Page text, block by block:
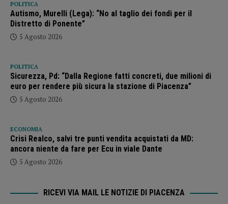
POLITICA
Autismo, Murelli (Lega): “No al taglio dei fondi per il
Distretto di Ponente”
5 Agosto 2026
POLITICA
Sicurezza, Pd: “Dalla Regione fatti concreti, due milioni di
euro per rendere più sicura la stazione di Piacenza”
5 Agosto 2026
ECONOMIA
Crisi Realco, salvi tre punti vendita acquistati da MD:
ancora niente da fare per Ecu in viale Dante
5 Agosto 2026
RICEVI VIA MAIL LE NOTIZIE DI PIACENZA